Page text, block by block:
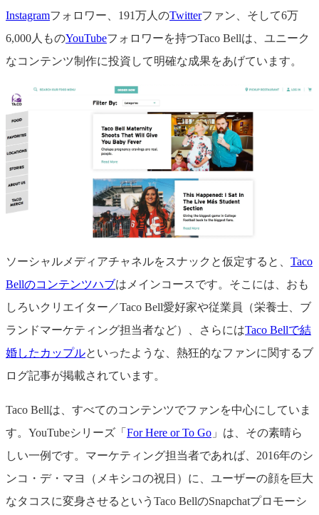
Instagramフォロワー、191万人のTwitterファン、そして6万
6,000人ものYouTubeフォロワーを持つTaco Bellは、ユニーク
なコンテンツ制作に投資して明確な成果をあげています。
ソーシャルメディアチャネルをスナックと仮定すると、 Taco
Bellのコンテンツハブはメインコースです。そこには、おも
しろいクリエイター／Taco Bell愛好家や従業員（栄養士、ブ
ランドマーケティング担当者など）、さらにはTaco Bellで結
婚したカップルといったような、熱狂的なファンに関するブ
ログ記事が掲載されています。
Taco Bellは、すべてのコンテンツでファンを中心にしていま
す。YouTubeシリーズ「 For Here or To Go 」は、その素晴ら
しい一例です。マーケティング担当者であれば、2016年のシ
ンコ・デ・マヨ（メキシコの祝日）に、ユーザーの顔を巨大
なタコスに変身させるというTaco BellのSnapchatプロモーシ